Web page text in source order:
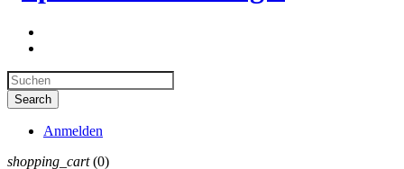
Anmelden
shopping_cart (0)